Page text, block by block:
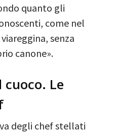
quanto gli
come nel
senza
canone».
cuoco. Le
degli chef stellati